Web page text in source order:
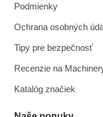
Podmienky
Ochrana osobných
Tipy pre bezpečnosť
Recenzie na
Katalóg značiek